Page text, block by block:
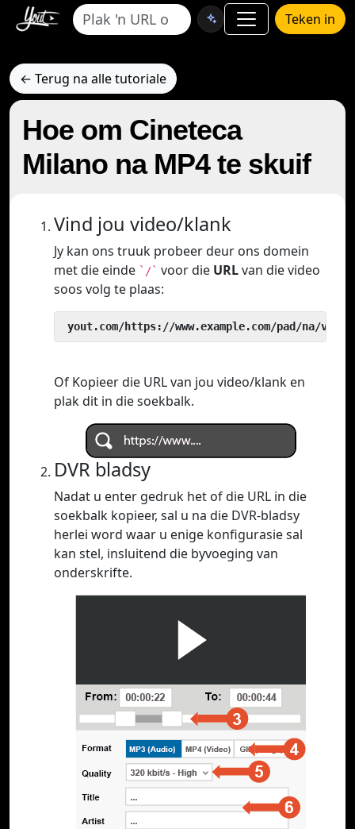
Teken in
← Terug na alle tutoriale
Hoe om Cineteca
Milano na MP4 te skuif
Vind jou video/klank
Jy kan ons truuk probeer deur ons domein
met die einde `/` voor die URLvan die video
soos volg te plaas:
yout.com/https://www.example.com/pad/na/video
Of Kopieer die URL van jou video/klank en
plak dit in die soekbalk.
DVR bladsy
Nadat u enter gedruk het of die URL in die
soekbalk kopieer, sal u na die DVR-bladsy
herlei word waar u enige konfigurasie sal
kan stel, insluitend die byvoeging van
onderskrifte.